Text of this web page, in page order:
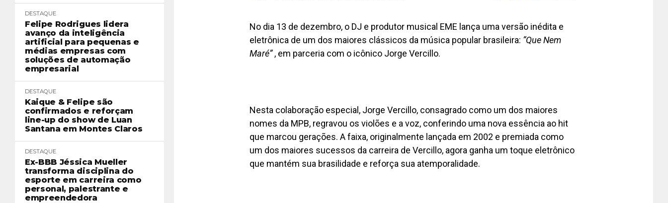
DESTAQUE
Felipe Rodrigues lidera
avanço da inteligência
artificial para pequenas e
médias empresas com
soluções de automação
empresarial
DESTAQUE
Kaique & Felipe são
confirmados e reforçam
line-up do show de Luan
Santana em Montes Claros
DESTAQUE
Ex-BBB Jéssica Mueller
transforma disciplina do
esporte em carreira como
personal, palestrante e
empreendedora
No dia 13 de dezembro, o DJ e produtor musical EME lança uma versão inédita e
eletrônica de um dos maiores clássicos da música popular brasileira: “Que Nem
Maré”, em parceria com o icônico Jorge Vercillo.
Nesta colaboração especial, Jorge Vercillo, consagrado como um dos maiores
nomes da MPB, regravou os violões e a voz, conferindo uma nova essência ao hit
que marcou gerações. A faixa, originalmente lançada em 2002 e premiada como
um dos maiores sucessos da carreira de Vercillo, agora ganha um toque eletrônico
que mantém sua brasilidade e reforça sua atemporalidade.